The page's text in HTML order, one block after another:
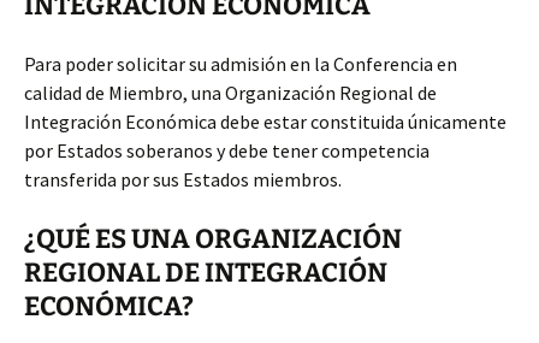
Para poder solicitar su admisión en la Conferencia en
calidad de Miembro, una Organización Regional de
Integración Económica debe estar constituida únicamente
por Estados soberanos y debe tener competencia
transferida por sus Estados miembros.
¿QUÉ ES UNA ORGANIZACIÓN
REGIONAL DE INTEGRACIÓN
ECONÓMICA?